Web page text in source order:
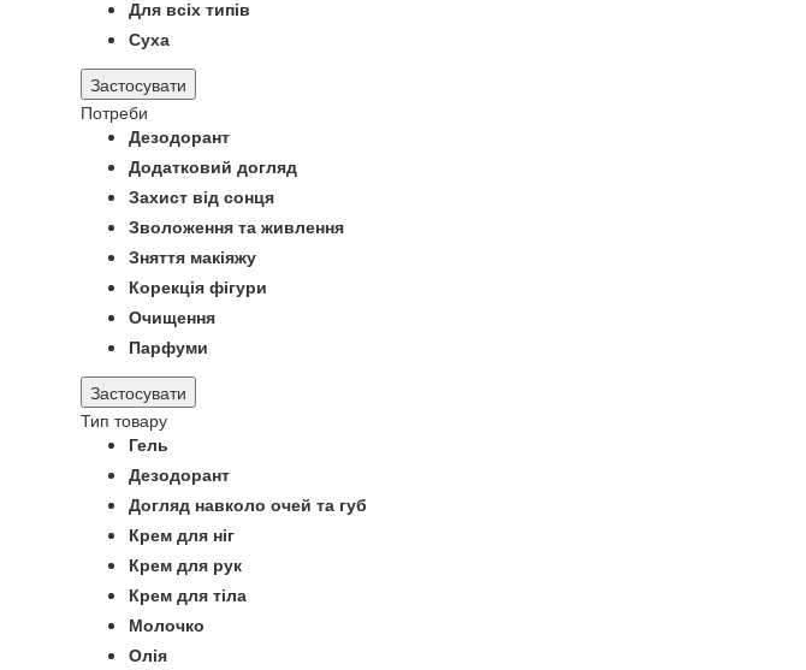
Для всіх типів
Суха
Застосувати
Потреби
Дезодорант
Додатковий догляд
Захист від сонця
Зволоження та живлення
Зняття макіяжу
Корекція фігури
Очищення
Парфуми
Застосувати
Тип товару
Гель
Дезодорант
Догляд навколо очей та губ
Крем для ніг
Крем для рук
Крем для тіла
Молочко
Олія